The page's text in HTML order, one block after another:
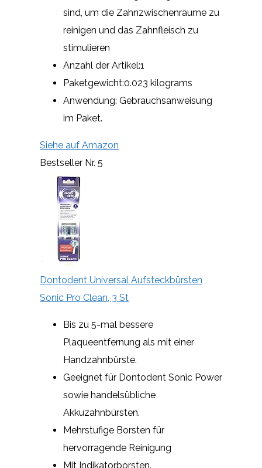
sind, um die Zahnzwischenräume zu
reinigen und das Zahnfleisch zu
stimulieren
Anzahl der Artikel:1
Paketgewicht:0.023 kilograms
Anwendung: Gebrauchsanweisung
im Paket.
Siehe auf Amazon
Bestseller Nr. 5
Dontodent Universal Aufsteckbürsten
Sonic Pro Clean, 3 St
Bis zu 5-mal bessere
Plaqueentfernung als mit einer
Handzahnbürste.
Geeignet für Dontodent Sonic Power
sowie handelsübliche
Akkuzahnbürsten.
Mehrstufige Borsten für
hervorragende Reinigung
Mit Indikatorborsten.